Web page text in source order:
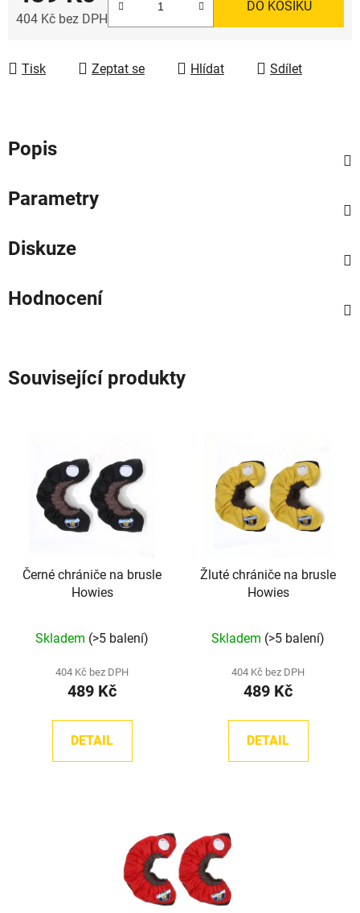
404 Kč bez DPH
DO KOŠÍKU
Tisk Zeptat se Hlídat Sdílet
Popis
Parametry
Diskuze
Hodnocení
Související produkty
Černé chrániče na brusle
Howies
hodnocení
produktu
je
z
Skladem (>5 balení)
404 Kč bez DPH
489 Kč
DETAIL
Žluté chrániče na brusle
Howies
hodnocení
produktu
je
z
Skladem (>5 balení)
404 Kč bez DPH
489 Kč
DETAIL